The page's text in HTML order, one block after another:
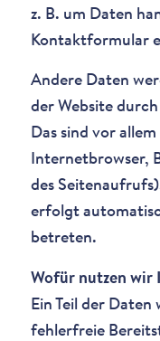
z. B. um Daten
Kontaktformular
Andere Daten
der Website
Das sind vor
Internetbrowser,
des
erfolgt
betreten.
Wofür nutzen wir
Ein Teil der
fehlerfreie